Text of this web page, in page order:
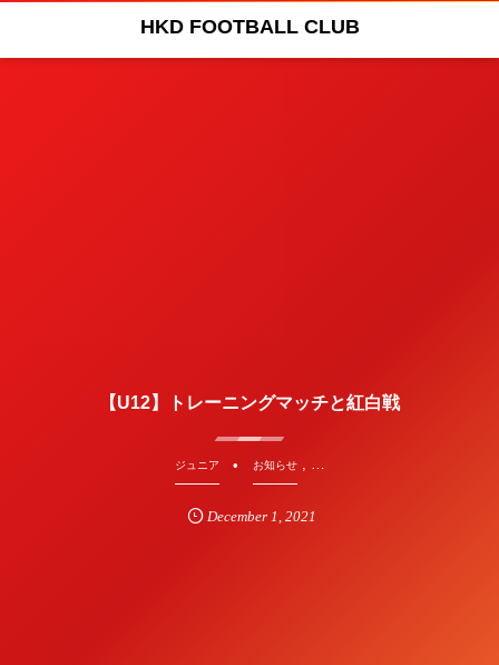
HKD FOOTBALL CLUB
【U12】トレーニングマッチと紅白戦
ジュニア お知らせ, …
December 1 2021